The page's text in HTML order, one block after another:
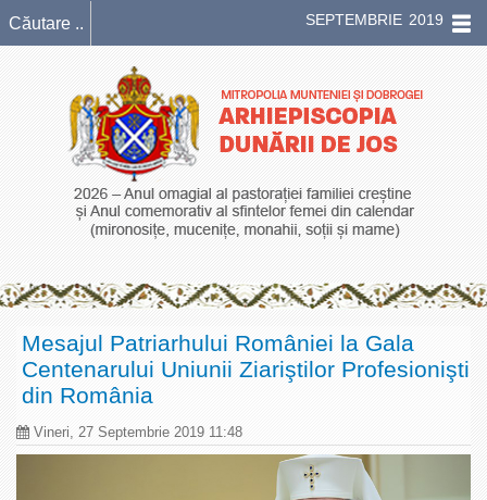
SEPTEMBRIE 2019
Mesajul Patriarhului României la Gala
Centenarului Uniunii Ziariştilor Profesionişti
din România
Vineri, 27 Septembrie 2019 11:48